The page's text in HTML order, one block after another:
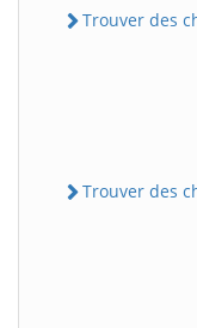
Trouver des
Trouver des